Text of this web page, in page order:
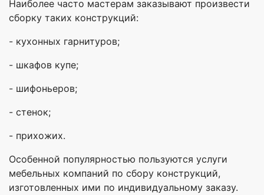
Наиболее часто мастерам заказывают произвести
сборку таких конструкций:
- кухонных гарнитуров;
- шкафов купе;
- шифоньеров;
- стенок;
- прихожих.
Особенной популярностью пользуются услуги
мебельных компаний по сбору конструкций,
изготовленных ими по индивидуальному заказу.